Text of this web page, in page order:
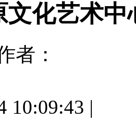
文化艺术中
者：
10:09:43 |